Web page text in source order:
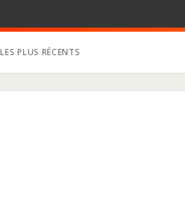
LES PLUS RÉCENTS